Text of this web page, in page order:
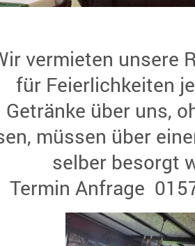
vermieten unsere
für Feierlichkeiten
Getränke über uns,
müssen über
selber besorgt
Termin Anfrage